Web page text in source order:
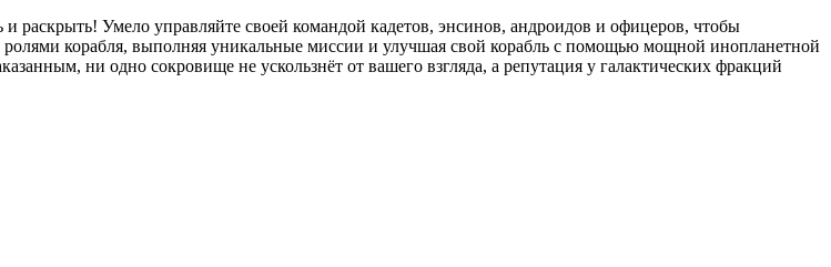
раскрыть! Умело управляйте своей командой кадетов, энсинов, андроидов и офицеров, чтобы
корабля, выполняя уникальные миссии и улучшая свой корабль с помощью мощной инопланетной
ни одно сокровище не ускользнёт от вашего взгляда, а репутация у галактических фракций